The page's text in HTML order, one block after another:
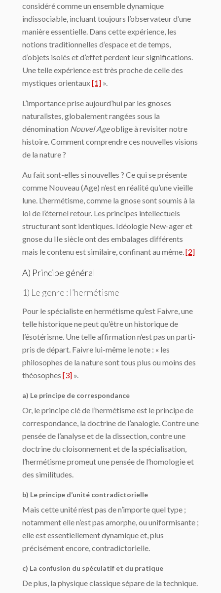
considéré comme un ensemble dynamique
indissociable, in­cluant toujours l’observateur d’une
manière essentielle. Dans cette expérience, les
notions traditionnelles d’es­pace et de temps,
d’objets isolés et d’effet perdent leur significations.
Une telle expérience est très proche de celle des
mystiques orientaux[1] ».
L’importance prise aujourd’hui par les gnoses
naturalistes, globalement rangées sous la
dénomination Nouvel Ageoblige à revisiter notre
histoire. Comment comprendre ces nouvelles visions
de la nature ?
Au fait sont-elles si nouvelles ? Ce qui se présente
comme Nouveau (Age) n’est en réalité qu’une vieille
lune. L’hermétisme, comme la gnose sont soumis à la
loi de l’éter­nel retour. Les principes intellectuels
structurant sont identiques. Idéologie New-ager et
gnose du IIe siècle ont des embalages différents
mais le contenu est similaire, confinant au même. [2]
A) Principe général
1) Le genre : l’hermétisme
Pour le spécialiste en hermétisme qu’est Faivre, une
telle historique ne peut qu’être un historique de
l’ésotérisme. Une telle affirmation n’est pas un parti-
pris de départ. Faivre lui-même le note : « les
philosophes de la nature sont tous plus ou moins des
théosophes [3] ».
a) Le principe de correspondance
Or, le principe clé de l’hermétisme est le principe de
correspondance, la doctrine de l’analogie. Contre une
pensée de l’analyse et de la dissection, contre une
doctrine du cloisonnement et de la spécialisation,
l’hermétisme promeut une pensée de l’homologie et
des similitudes.
b) Le principe d’unité contradictorielle
Mais cette unité n’est pas de n’importe quel type ;
notamment elle n’est pas amorphe, ou uniformisante ;
elle est essentiellement dynamique et, plus
précisément encore, contradictorielle.
c) La confusion du spéculatif et du pratique
De plus, la physique classique sépare de la technique.